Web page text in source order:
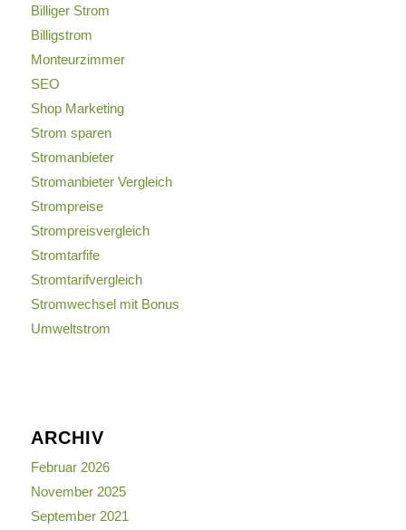
Billiger Strom
Billigstrom
Monteurzimmer
SEO
Shop Marketing
Strom sparen
Stromanbieter
Stromanbieter Vergleich
Strompreise
Strompreisvergleich
Stromtarfife
Stromtarifvergleich
Stromwechsel mit Bonus
Umweltstrom
ARCHIV
Februar 2026
November 2025
September 2021